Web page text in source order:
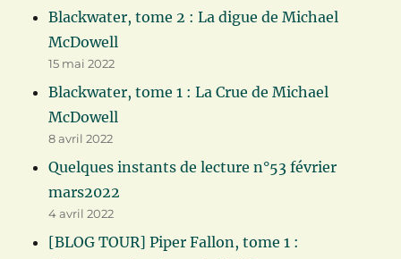
Blackwater, tome 2 : La digue de Michael
McDowell
15 mai 2022
Blackwater, tome 1 : La Crue de Michael
McDowell
8 avril 2022
Quelques instants de lecture n°53 février
mars2022
4 avril 2022
[BLOG TOUR] Piper Fallon, tome 1 :